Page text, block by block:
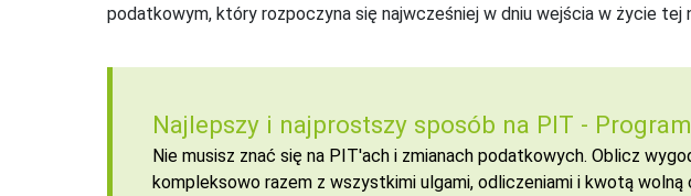
podatkowym, który rozpoczyna się najwcześniej w dniu wejścia w życie tej
Najlepszy i najprostszy sposób na PIT -
Nie musisz znać się na PIT'ach i zmianach podatkowych. Oblicz
kompleksowo razem z wszystkimi ulgami, odliczeniami i kwotą wolną